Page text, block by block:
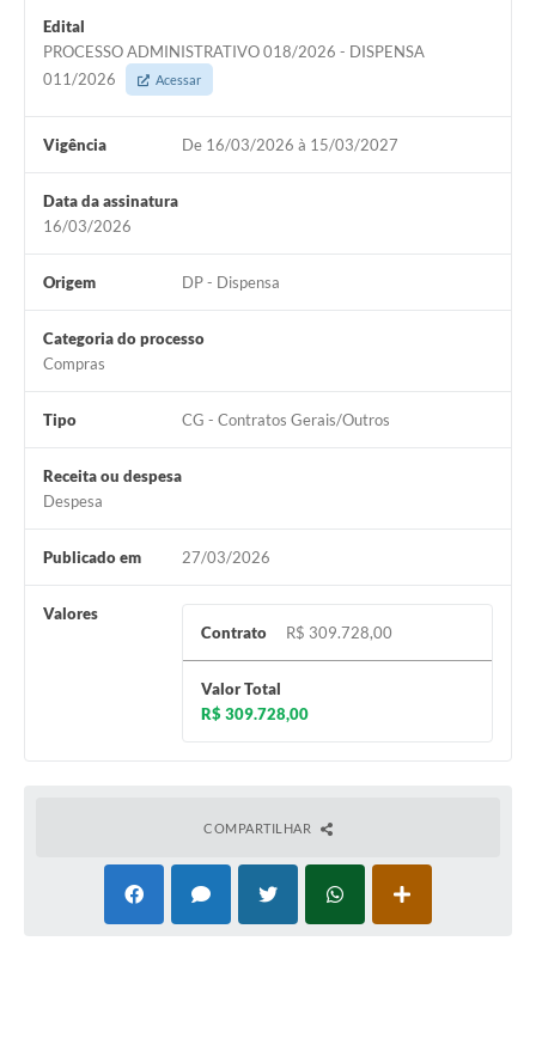
Edital
PROCESSO ADMINISTRATIVO 018/2026 - DISPENSA
011/2026
Acessar
Vigência De 16/03/2026 à 15/03/2027
Data da assinatura
16/03/2026
Origem DP - Dispensa
Categoria do processo
Compras
Tipo CG - Contratos Gerais/Outros
Receita ou despesa
Despesa
Publicado em 27/03/2026
Valores
Contrato
R$ 309.728,00
Valor Total
R$ 309.728,00
COMPARTILHAR